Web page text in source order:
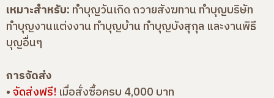
เหมาะสำหรับ: ทำบุญวันเกิด ถวายสังฆทาน ทำบุญบริษัท
ทำบุญงานแต่งงาน ทำบุญบ้าน ทำบุญบังสุกุล และงานพิธี
บุญอื่นๆ
การจัดส่ง
•จัดส่งฟรี! เมื่อสั่งซื้อครบ 4,000 บาท